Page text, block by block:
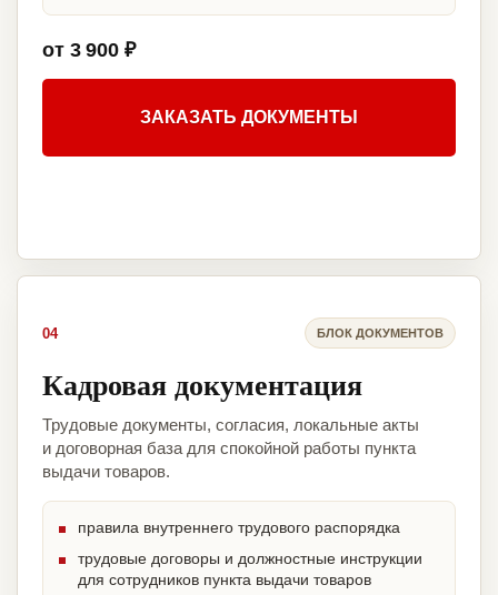
от 3 900 ₽
ЗАКАЗАТЬ ДОКУМЕНТЫ
04 БЛОК ДОКУМЕНТОВ
Кадровая документация
Трудовые документы, согласия, локальные акты
и договорная база для спокойной работы пункта
выдачи товаров.
правила внутреннего трудового распорядка
трудовые договоры и должностные инструкции
для сотрудников пункта выдачи товаров